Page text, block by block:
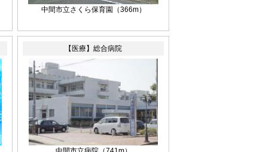
中間市立さくら保育園 （366m）
【医療】総合病院